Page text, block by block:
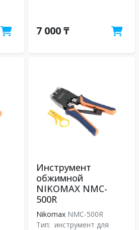
7 000 ₸
Инструмент
обжимной
NIKOMAX NMC-
500R
Nikomax NMC-500R
Тип: инструмент для